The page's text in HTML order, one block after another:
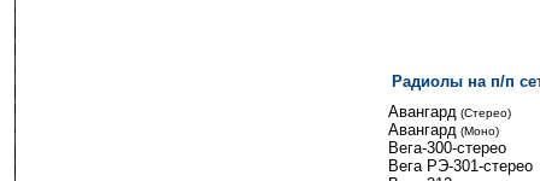
Радиолы на п/п
Авангард (Стерео)
Авангард (Моно)
Вега-300-стерео
Вега РЭ-301-стерео